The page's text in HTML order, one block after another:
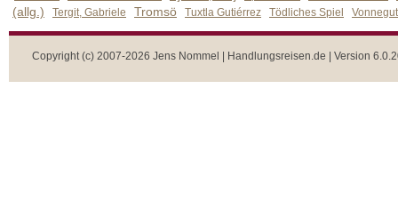
(allg.) Tergit, Gabriele Tromsö Tuxtla Gutiérrez Tödliches Spiel
Copyright (c) 2007-2026 Jens Nommel | Handlungsreisen.de | Version